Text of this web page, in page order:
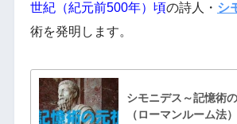
世紀（紀元前500年）頃の詩人・ シ
術を発明します。
シモニデス～記憶術
（ローマンルーム法